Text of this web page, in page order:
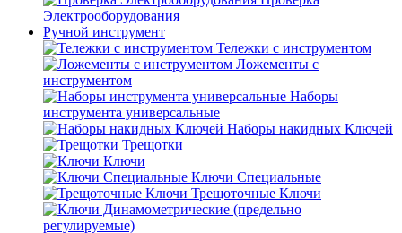
Электрооборудования
Ручной инструмент
Тележки с инструментом
Ложементы с
инструментом
Наборы
инструмента универсальные
Наборы накидных Ключей
Трещотки
Ключи
Ключи Специальные
Трещоточные Ключи